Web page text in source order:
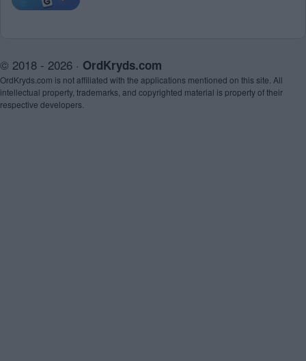
© 2018 - 2026 · OrdKryds.com
OrdKryds.com is not affiliated with the applications mentioned on this site. All
intellectual property, trademarks, and copyrighted material is property of their
respective developers.